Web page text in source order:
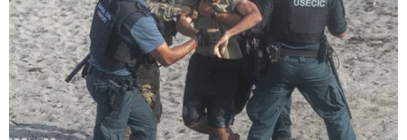
Ảnh minh họa. (Nguồn: 19thnews.org)
Ngày 13/7, Chính phủ Mỹ cảnh báo các hãng
dược, nhà thuốc từ chối không cung cấp các loại
thuốc liên quan tới nạo bỏ thai nhi sẽ vi phạm
luật liên bang về phân biệt đối xử và đây là